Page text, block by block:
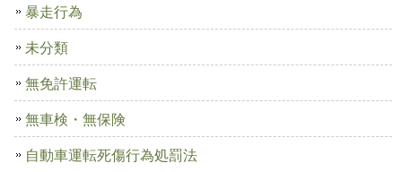
暴走行為
未分類
無免許運転
無車検・無保険
自動車運転死傷行為処罰法